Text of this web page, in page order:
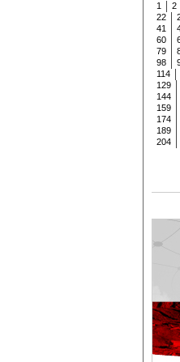
1 2
22
41
60
79
98
114
129
144
159
174
189
204